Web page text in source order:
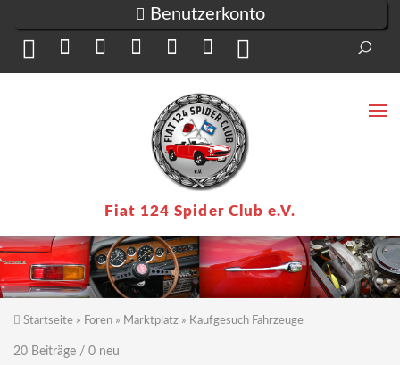
Benutzerkonto
Fiat 124 Spider Club e.V.
Sie sind hier
Startseite » Foren » Marktplatz » Kaufgesuch Fahrzeuge
20 Beiträge / 0 neu